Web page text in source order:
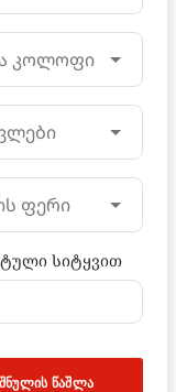
კოლოფი
ფერი
სიტყვით
ᲬᲐᲨᲚᲐ